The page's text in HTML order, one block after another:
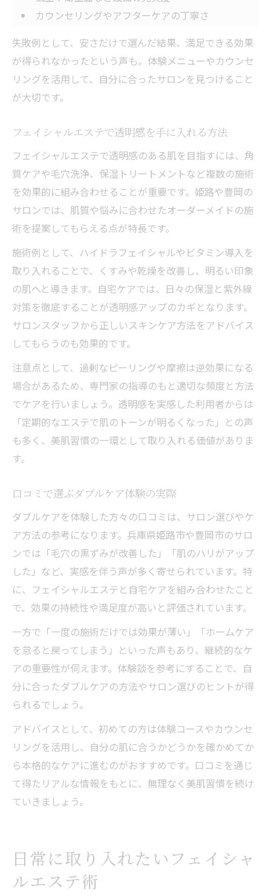
カウンセリングやアフターケアの丁寧さ
失敗例として、安さだけで選んだ結果、満足できる効果
が得られなかったという声も。体験メニューやカウンセ
リングを活用して、自分に合ったサロンを見つけること
が大切です。
フェイシャルエステで透明感を手に入れる方法
フェイシャルエステで透明感のある肌を目指すには、角
質ケアや毛穴洗浄、保湿トリートメントなど複数の施術
を効果的に組み合わせることが重要です。姫路や豊岡の
サロンでは、肌質や悩みに合わせたオーダーメイドの施
術を提案してもらえる点が特長です。
施術例として、ハイドラフェイシャルやビタミン導入を
取り入れることで、くすみや乾燥を改善し、明るい印象
の肌へと導きます。自宅ケアでは、日々の保湿と紫外線
対策を徹底することが透明感アップのカギとなります。
サロンスタッフから正しいスキンケア方法をアドバイス
してもらうのも効果的です。
注意点として、過剰なピーリングや摩擦は逆効果になる
場合があるため、専門家の指導のもと適切な頻度と方法
でケアを行いましょう。透明感を実感した利用者からは
「定期的なエステで肌のトーンが明るくなった」との声
も多く、美肌習慣の一環として取り入れる価値がありま
す。
口コミで選ぶダブルケア体験の実際
ダブルケアを体験した方々の口コミは、サロン選びやケ
ア方法の参考になります。兵庫県姫路市や豊岡市のサロ
ンでは「毛穴の黒ずみが改善した」「肌のハリがアップ
した」など、実感を伴う声が多く寄せられています。特
に、フェイシャルエステと自宅ケアを組み合わせたこと
で、効果の持続性や満足度が高いと評価されています。
一方で「一度の施術だけでは効果が薄い」「ホームケア
を怠ると戻ってしまう」といった声もあり、継続的なケ
アの重要性が伺えます。体験談を参考にすることで、自
分に合ったダブルケアの方法やサロン選びのヒントが得
られるでしょう。
アドバイスとして、初めての方は体験コースやカウンセ
リングを活用し、自分の肌に合うかどうかを確かめてか
ら本格的なケアに進むのがおすすめです。口コミを通じ
て得たリアルな情報をもとに、無理なく美肌習慣を続け
ていきましょう。
日常に取り入れたいフェイシャ
ルエステ術